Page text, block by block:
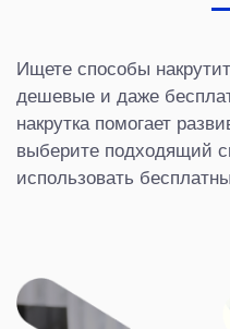
Ищете способы
дешевые и даже
накрутка помогает
выберите подходящий
использовать